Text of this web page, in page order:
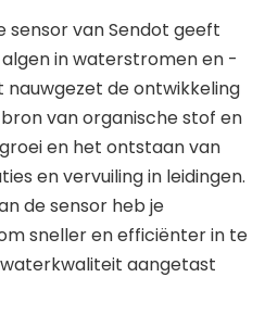
sensor van Sendot geeft
in waterstromen en -
nauwgezet de ontwikkeling
van organische stof en
en het ontstaan van
en vervuiling in leidingen.
de sensor heb je
sneller en efficiënter in te
aangetast